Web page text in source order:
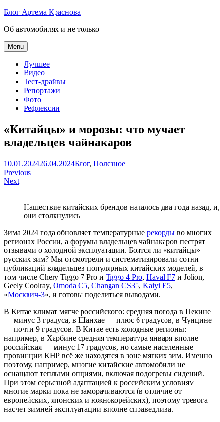
Skip
content
Блог Артема Краснова
Об автомобилях и не только
Menu
Лучшее
Видео
Тест-драйвы
Репортажи
Фото
Рефлексии
«Китайцы» и морозы: что мучает
владельцев чайнакаров
Артем
Краснов
10.01.202426.04.2024Блог, Полезное
Навигация
по
Previous
Next
Нашествие китайских брендов началось два года
они столкнулись
Зима 2024 года обновляет температурные рекорды во многих
регионах России, а форумы владельцев чайнакаров пестрят
отзывами о холодной эксплуатации. Боятся ли «китайцы»
русских зим? Мы отсмотрели и систематизировали сотни
публикаций владельцев популярных китайских моделей, в
том числе Chery Tiggo 7 Pro и Tiggo 4 Pro, Haval F7 и Jolion,
Geely Coolray, Omoda C5, Changan CS35, Kaiyi E5,
«Москвич-3», и готовы поделиться выводами.
В Китае климат мягче российского: средняя погода в Пекине
— минус 3 градуса, в Шанхае — плюс 6 градусов, в Чунцине
— почти 9 градусов. В Китае есть холодные регионы:
например, в Харбине средняя температура января вполне
российская — минус 17 градусов, но самые населенные
провинции КНР всё же находятся в зоне мягких зим. Именно
поэтому, например, многие китайские автомобили не
оснащают теплыми опциями, включая подогревы сидений.
При этом серьезной адаптацией к российским условиям
многие марки пока не заморачиваются (в отличие от
европейских, японских и южнокорейских), поэтому тревога
насчет зимней эксплуатации вполне справедлива.